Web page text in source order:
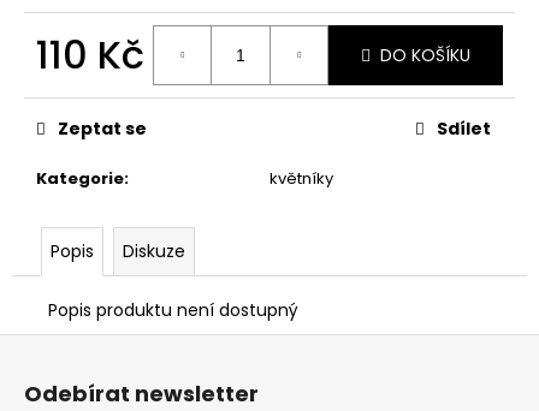
110 Kč DO KOŠÍKU
Kategorie: květníky
Zeptat se Sdílet
Popis Diskuze
Popis produktu není dostupný
ANDĚL
419
Kč
Odebírat newsletter